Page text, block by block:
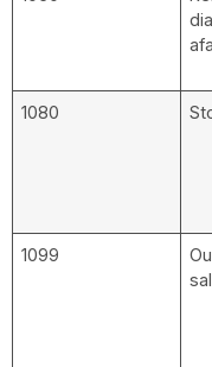
1080
1099